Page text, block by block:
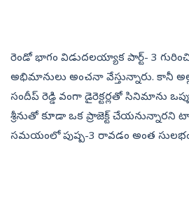
రెండో భాగం విడుదలయ్యాక పార్ట్‌- 3
అభిమానులు అంచనా వేస్తున్నారు. కానీ
సందీప్‌ రెడ్డి వంగా డైరెక్టర్లతో సినిమాను
శ్రీనుతో కూడా ఒక ప్రాజెక్ట్‌ చేయనున్నారని
సమయంలో పుష్ప-3 రావడం అంత సులభం